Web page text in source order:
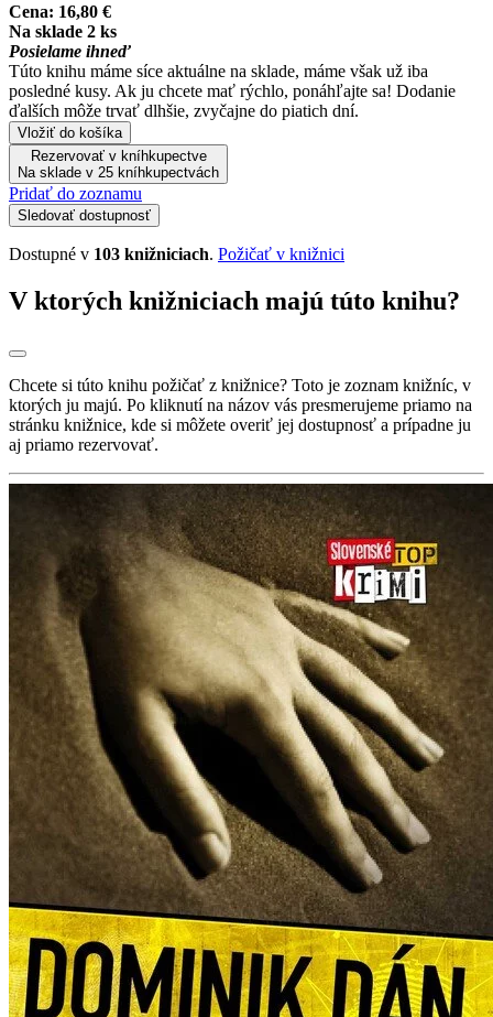
Cena: 16,80 €
Na sklade 2 ks
Posielame ihneď
Túto knihu máme síce aktuálne na sklade, máme však už iba
posledné kusy. Ak ju chcete mať rýchlo, ponáhľajte sa! Dodanie
ďalších môže trvať dlhšie, zvyčajne do piatich dní.
Vložiť do košíka
Rezervovať v kníhkupectve
Na sklade v 25 kníhkupectvách
Pridať do zoznamu
Sledovať dostupnosť
Dostupné v 103 knižniciach. Požičať v knižnici
V ktorých knižniciach majú túto knihu?
Chcete si túto knihu požičať z knižnice? Toto je zoznam knižníc, v
ktorých ju majú. Po kliknutí na názov vás presmerujeme priamo na
stránku knižnice, kde si môžete overiť jej dostupnosť a prípadne ju
aj priamo rezervovať.